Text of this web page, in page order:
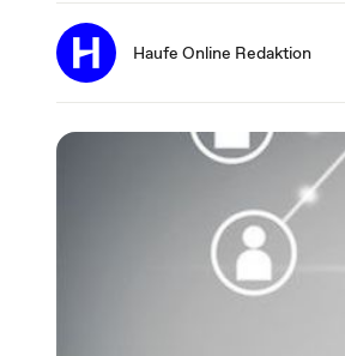
Haufe Online Redaktion